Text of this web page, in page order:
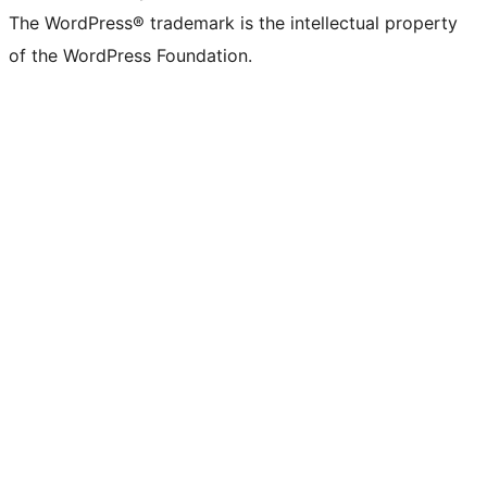
The WordPress® trademark is the intellectual property
of the WordPress Foundation.